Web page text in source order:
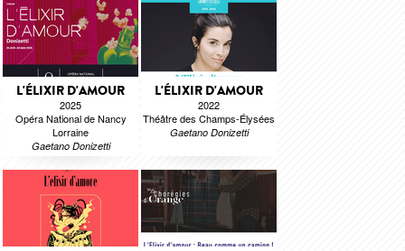
L'ÉLIXIR D'AMOUR
2025
Opéra National de Nancy
Lorraine
Gaetano Donizetti
L'ÉLIXIR D'AMOUR
2022
Théâtre des Champs-Élysées
Gaetano Donizetti